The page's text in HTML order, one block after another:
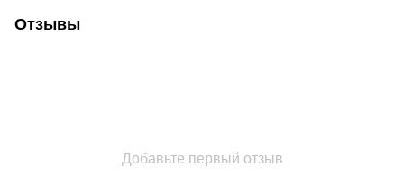
Отзывы
Добавьте первый отзыв